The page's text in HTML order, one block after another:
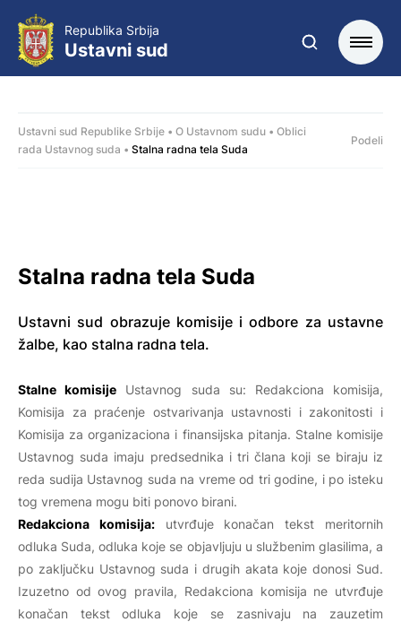
Republika Srbija
Ustavni sud
Stalna radna tela Suda
Ustavni sud obrazuje komisije i odbore za ustavne
žalbe, kao stalna radna tela.
Stalne komisije Ustavnog suda su: Redakciona komisija,
Komisija za praćenje ostvarivanja ustavnosti i zakonitosti i
Komisija za organizaciona i finansijska pitanja. Stalne komisije
Ustavnog suda imaju predsednika i tri člana koji se biraju iz
reda sudija Ustavnog suda na vreme od tri godine, i po isteku
tog vremena mogu biti ponovo birani.
Redakciona komisija:utvrđuje konačan tekst meritornih
odluka Suda, odluka koje se objavljuju u službenim glasilima, a
po zaključku Ustavnog suda i drugih akata koje donosi Sud.
Izuzetno od ovog pravila, Redakciona komisija ne utvrđuje
konačan tekst odluka koje se zasnivaju na zauzetim
Ustavni sud Republike Srbije O Ustavnom sudu
Oblici
rada Ustavnog suda
Stalna radna tela Suda
Podeli